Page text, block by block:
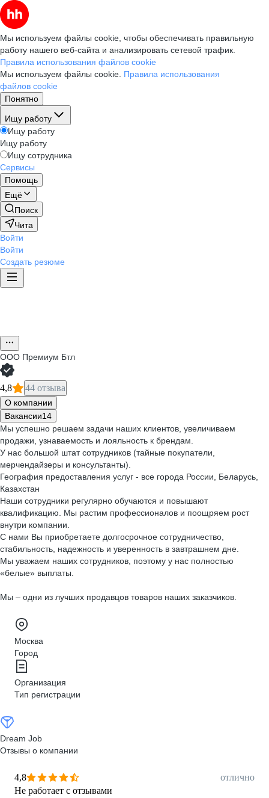
Мы используем файлы cookie, чтобы обеспечивать правильную
работу нашего веб-сайта и анализировать сетевой трафик.
Правила использования файлов cookie
Мы используем файлы cookie. Правила использования
файлов cookie
Понятно
Ищу работу
Ищу работу
Ищу работу
Ищу сотрудника
Сервисы
Помощь
Ещё
Поиск
Чита
Войти
Войти
Создать резюме
ООО Премиум Бтл
4,8 44 отзыва
О компании
Вакансии14
Мы успешно решаем задачи наших клиентов, увеличиваем
продажи, узнаваемость и лояльность к брендам.
У нас большой штат сотрудников (тайные покупатели,
мерчендайзеры и консультанты).
География предоставления услуг - все города России, Беларусь,
Казахстан
Наши сотрудники регулярно обучаются и повышают
квалификацию. Мы растим профессионалов и поощряем рост
внутри компании.
С нами Вы приобретаете долгосрочное сотрудничество,
стабильность, надежность и уверенность в завтрашнем дне.
Мы уважаем наших сотрудников, поэтому у нас полностью
«белые» выплаты.
Мы – одни из лучших продавцов товаров наших заказчиков.
Москва
Город
Организация
Тип регистрации
Dream Job
Отзывы о компании
4,8
отлично
Не работает с отзывами